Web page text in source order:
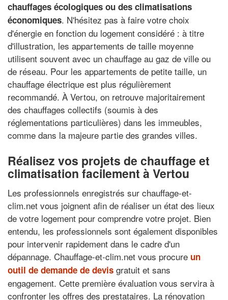
chauffages écologiques ou des climatisations
économiques. N'hésitez pas à faire votre choix
d'énergie en fonction du logement considéré : à titre
d'illustration, les appartements de taille moyenne
utilisent souvent avec un chauffage au gaz de ville ou
de réseau. Pour les appartements de petite taille, un
chauffage électrique est plus régulièrement
recommandé. À Vertou, on retrouve majoritairement
des chauffages collectifs (soumis à des
réglementations particulières) dans les immeubles,
comme dans la majeure partie des grandes villes.
Réalisez vos projets de chauffage et
climatisation facilement à Vertou
Les professionnels enregistrés sur chauffage-et-
clim.net vous joignent afin de réaliser un état des lieux
de votre logement pour comprendre votre projet. Bien
entendu, les professionnels sont également disponibles
pour intervenir rapidement dans le cadre d'un
dépannage. Chauffage-et-clim.net vous procure un
outil de demande de devis gratuit et sans
engagement. Cette première évaluation vous servira à
confronter les offres des prestataires. La rénovation